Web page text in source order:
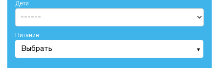
Дети
Питание
Выбрать